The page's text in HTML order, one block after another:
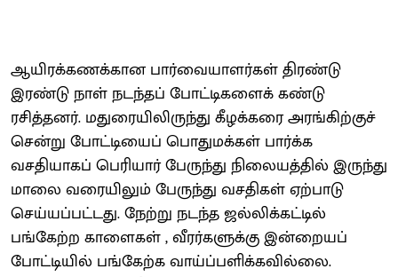
ஆயிரக்கணக்கான பார்வையாளர்கள் திரண்டு
இரண்டு நாள் நடந்தப் போட்டிகளைக் கண்டு
ரசித்தனர். மதுரையிலிருந்து கீழக்கரை அரங்கிற்குச்
சென்று போட்டியைப் பொதுமக்கள் பார்க்க
வசதியாகப் பெரியார் பேருந்து நிலையத்தில் இருந்து
மாலை வரையிலும் பேருந்து வசதிகள் ஏற்பாடு
செய்யப்பட்டது. நேற்று நடந்த ஜல்லிக்கட்டில்
பங்கேற்ற காளைகள் , வீரர்களுக்கு இன்றையப்
போட்டியில் பங்கேற்க வாய்ப்பளிக்கவில்லை.